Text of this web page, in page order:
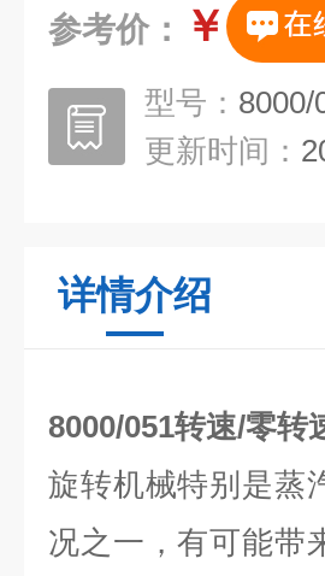
参考价： ￥
型号： 8000/
更新时间：
详情介绍
8000/051转速/零转
旋转机械特别是蒸
况之一，有可能带